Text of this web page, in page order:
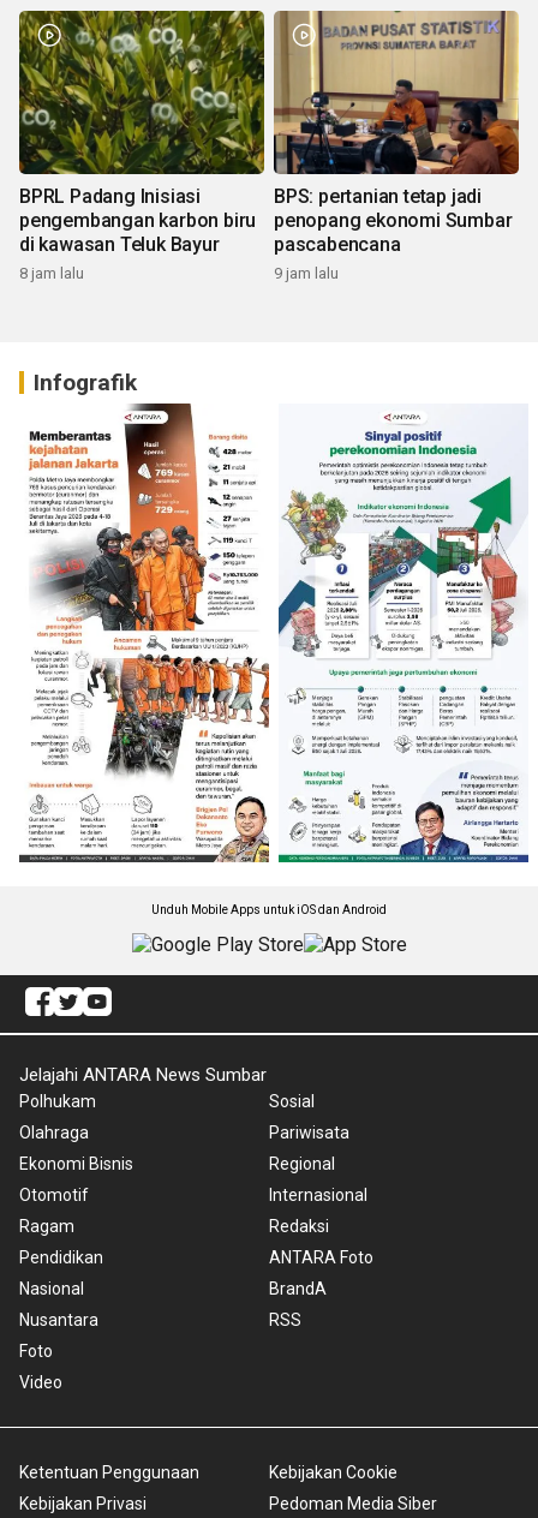
BPRL Padang Inisiasi
pengembangan karbon biru
di kawasan Teluk Bayur
8 jam lalu
BPS: pertanian tetap jadi
penopang ekonomi Sumbar
pascabencana
9 jam lalu
Infografik
Unduh Mobile Apps untuk iOS dan Android
Jelajahi ANTARA News Sumbar
Polhukam
Olahraga
Ekonomi Bisnis
Otomotif
Ragam
Pendidikan
Nasional
Nusantara
Foto
Video
Sosial
Pariwisata
Regional
Internasional
Redaksi
ANTARA Foto
BrandA
RSS
Ketentuan Penggunaan
Kebijakan Privasi
Kebijakan Cookie
Pedoman Media Siber